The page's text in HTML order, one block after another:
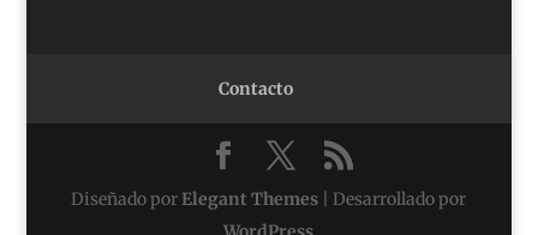
Contacto
Diseñado porElegant Themes | Desarrollado por